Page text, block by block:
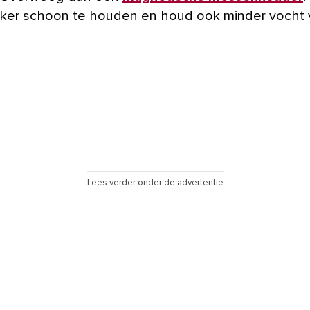
schoon te houden en houd ook minder vocht
Lees verder onder de advertentie